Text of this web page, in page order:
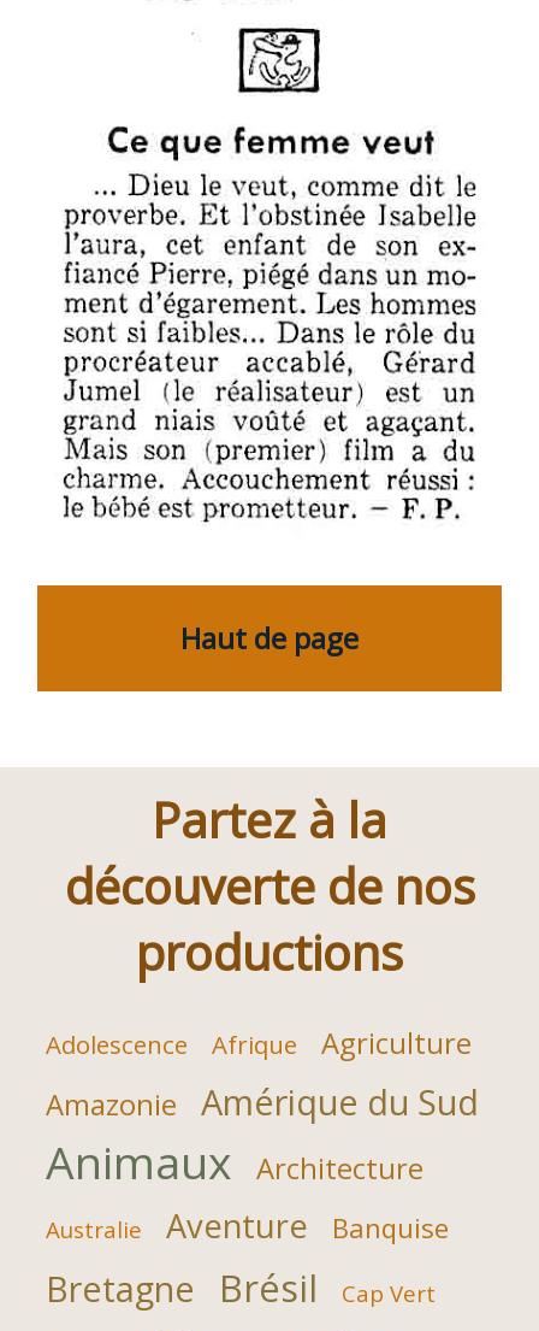
Haut de page
Partez à la
découverte de nos
productions
Adolescence Afrique
Agriculture
Amazonie
Amérique du Sud
Animaux Architecture
Australie Aventure Banquise
Bretagne Brésil Cap Vert